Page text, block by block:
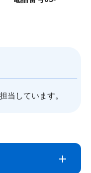
当しています。